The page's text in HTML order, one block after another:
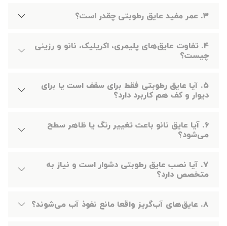
۳. عمر مفید عایق رطوبتی چقدر است؟
۴. تفاوت عایق‌های پلیمری، اکریلیک، نانو و رزینی
چیست؟
۵. آیا عایق رطوبتی فقط برای سقف است یا برای
دیوار و کف هم کاربرد دارد؟
۶. آیا عایق نانو باعث تغییر رنگ یا ظاهر سطح
می‌شود؟
۷. آیا نصب عایق رطوبتی دشوار است و نیاز به
متخصص دارد؟
۸. عایق‌های آب‌گریز واقعا مانع نفوذ آب می‌شوند؟